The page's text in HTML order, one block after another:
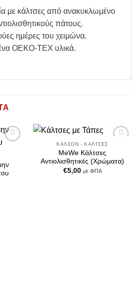
με κάλτσες από ανακυκλωμένο
πάτους.
ημέρες του χειμώνα.
OEKO-TEX υλικά.
Wishlist
ΚΑΛΣΌΝ - ΚΆΛΤΣΕΣ
MeWe Κάλτσες
Αντιολισθητικές (Χρώματα)
€5,00 με ΦΠΑ